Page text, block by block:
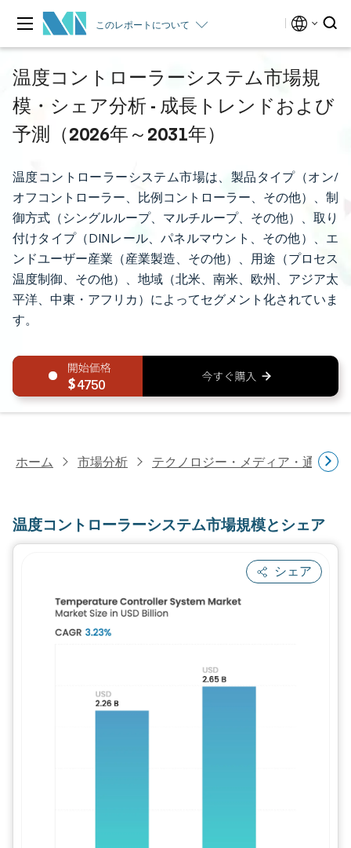
このレポートについて
温度コントローラーシステム市場規
模・シェア分析 - 成長トレンドおよび
予測（2026年～2031年）
温度コントローラーシステム市場は、製品タイプ（オン/
オフコントローラー、比例コントローラー、その他）、制
御方式（シングルループ、マルチループ、その他）、取り
付けタイプ（DINレール、パネルマウント、その他）、エ
ンドユーザー産業（産業製造、その他）、用途（プロセス
温度制御、その他）、地域（北米、南米、欧州、アジア太
平洋、中東・アフリカ）によってセグメント化されていま
す。
4750
ホーム 市場分析 テクノロジー・メディア・通信研
温度コントローラーシステム市場規模とシェア
シェア